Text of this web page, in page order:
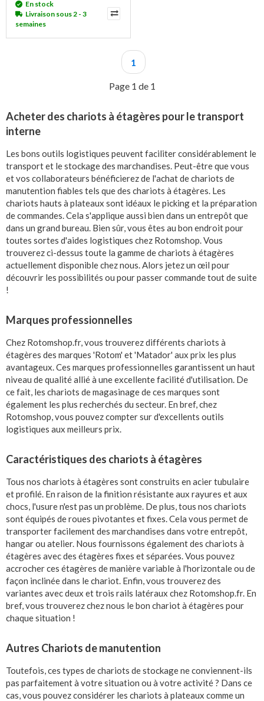
En stock
Livraison sous 2 - 3
semaines
Page 1 de 1
1
Acheter des chariots à étagères pour le transport
interne
Les bons outils logistiques peuvent faciliter considérablement le
transport et le stockage des marchandises. Peut-être que vous
et vos collaborateurs bénéficierez de l'achat de chariots de
manutention fiables tels que des chariots à étagères. Les
chariots hauts à plateaux sont idéaux le picking et la préparation
de commandes. Cela s'applique aussi bien dans un entrepôt que
dans un grand bureau. Bien sûr, vous êtes au bon endroit pour
toutes sortes d'aides logistiques chez Rotomshop. Vous
trouverez ci-dessus toute la gamme de chariots à étagères
actuellement disponible chez nous. Alors jetez un œil pour
découvrir les possibilités ou pour passer commande tout de suite
!
Marques professionnelles
Chez Rotomshop.fr, vous trouverez différents chariots à
étagères des marques 'Rotom' et 'Matador' aux prix les plus
avantageux. Ces marques professionnelles garantissent un haut
niveau de qualité allié à une excellente facilité d'utilisation. De
ce fait, les chariots de magasinage de ces marques sont
également les plus recherchés du secteur. En bref, chez
Rotomshop, vous pouvez compter sur d'excellents outils
logistiques aux meilleurs prix.
Caractéristiques des chariots à étagères
Tous nos chariots à étagères sont construits en acier tubulaire
et profilé. En raison de la finition résistante aux rayures et aux
chocs, l'usure n'est pas un problème. De plus, tous nos chariots
sont équipés de roues pivotantes et fixes. Cela vous permet de
transporter facilement des marchandises dans votre entrepôt,
hangar ou atelier. Nous fournissons également des chariots à
étagères avec des étagères fixes et séparées. Vous pouvez
accrocher ces étagères de manière variable à l'horizontale ou de
façon inclinée dans le chariot. Enfin, vous trouverez des
variantes avec deux et trois rails latéraux chez Rotomshop.fr. En
bref, vous trouverez chez nous le bon chariot à étagères pour
chaque situation !
Autres Chariots de manutention
Toutefois, ces types de chariots de stockage ne conviennent-ils
pas parfaitement à votre situation ou à votre activité ? Dans ce
cas, vous pouvez considérer les chariots à plateaux comme un